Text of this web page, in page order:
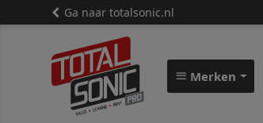
Ga naar totalsonic.nl
Merken